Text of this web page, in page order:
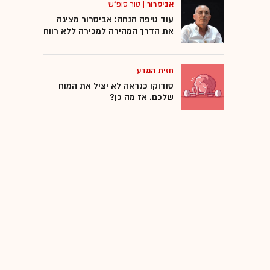
אביסרור| טור סופ"ש
עוד טיפה הנחה: אביסרור מציגה
את הדרך המהירה למכירה ללא רווח
חזית המדע
סודוקו כנראה לא יציל את המוח
שלכם. אז מה כן?